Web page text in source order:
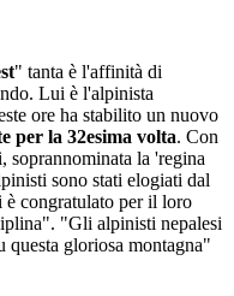
" tanta è l'affinità di
Lui è l'alpinista
ore ha stabilito un nuovo
per la 32esima volta. Con
soprannominata la 'regina
sono stati elogiati dal
è congratulato per il loro
"Gli alpinisti nepalesi
questa gloriosa montagna"